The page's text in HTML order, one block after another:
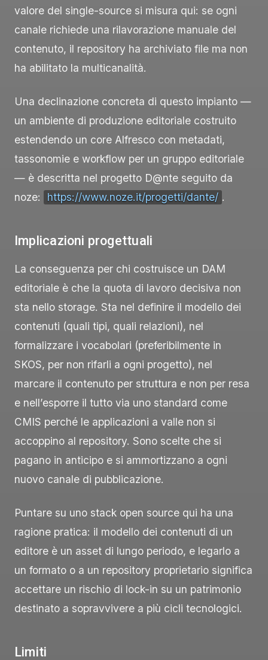
valore del single-source si misura qui: se ogni
canale richiede una rilavorazione manuale del
contenuto, il repository ha archiviato file ma non
ha abilitato la multicanalità.
Una declinazione concreta di questo impianto —
un ambiente di produzione editoriale costruito
estendendo un core Alfresco con metadati,
tassonomie e workflow per un gruppo editoriale
— è descritta nel progetto D@nte seguito da
noze:
https://www.noze.it/progetti/dante/ .
Implicazioni progettuali
La conseguenza per chi costruisce un DAM
editoriale è che la quota di lavoro decisiva non
sta nello storage. Sta nel definire il modello dei
contenuti (quali tipi, quali relazioni), nel
formalizzare i vocabolari (preferibilmente in
SKOS, per non rifarli a ogni progetto), nel
marcare il contenuto per struttura e non per resa
e nell’esporre il tutto via uno standard come
CMIS perché le applicazioni a valle non si
accoppino al repository. Sono scelte che si
pagano in anticipo e si ammortizzano a ogni
nuovo canale di pubblicazione.
Puntare su uno stack open source qui ha una
ragione pratica: il modello dei contenuti di un
editore è un asset di lungo periodo, e legarlo a
un formato o a un repository proprietario significa
accettare un rischio di lock-in su un patrimonio
destinato a sopravvivere a più cicli tecnologici.
Limiti